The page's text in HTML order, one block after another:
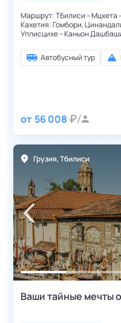
Маршрут: Тбилиси – Мцхета
Кахетия: Гомбори,
Уплисцихе – Каньон
Автобусный тур
от 56 008
Грузия,Тбилиси
Ваши тайные мечты